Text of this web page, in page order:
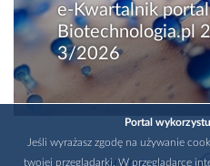
e-Kwartalnik
Biotechnologia.pl
3/2026
Portal
Jeśli wyrażasz zgodę na używanie
twojej przeglądarki. W przeglądarce